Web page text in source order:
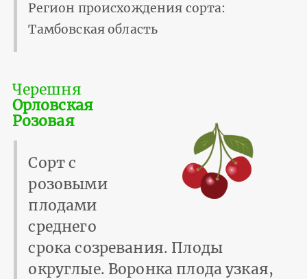
Регион происхождения сорта:
Тамбовская область
Черешня
Орловская
Розовая
Сорт с
розовыми
плодами
среднего
срока созревания. Плоды
округлые. Воронка плода узкая,